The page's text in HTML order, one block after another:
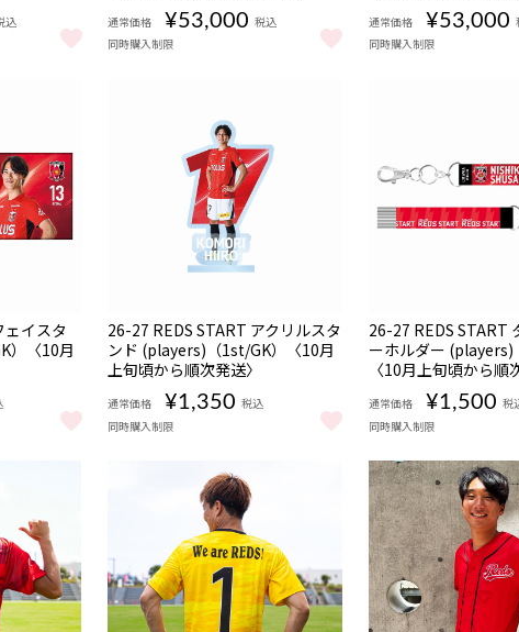
込
通常価格 ¥53,000 税込
同時購入制限
通常価格 ¥53,000
同時購入制限
ェイスタ
）〈10月
NEW
期間限定
受注
商品
販売期間
08/06 18:00〜08/16
22:00
26-27 REDS START アクリルスタ
ンド (players)（1st/GK）〈10月
上旬頃から順次発送〉
通常価格 ¥1,350 税込
同時購入制限
NEW
期間限定
受注
商品
販売期間
08/06 18:00〜08/16
22:00
26-27 REDS START
ーホルダー (players)
〈10月上旬頃から順
通常価格 ¥1,500 税
同時購入制限